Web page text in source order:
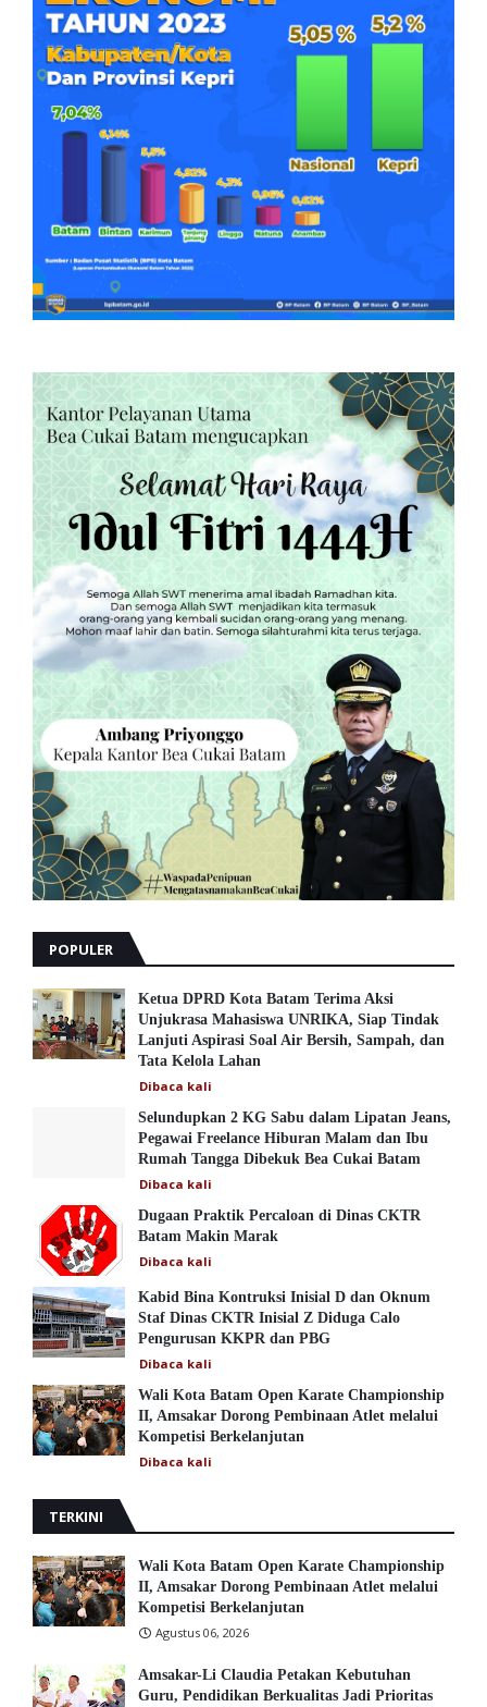
POPULER
Ketua DPRD Kota Batam Terima Aksi
Unjukrasa Mahasiswa UNRIKA, Siap Tindak
Lanjuti Aspirasi Soal Air Bersih, Sampah, dan
Tata Kelola Lahan
Dibaca kali
Selundupkan 2 KG Sabu dalam Lipatan Jeans,
Pegawai Freelance Hiburan Malam dan Ibu
Rumah Tangga Dibekuk Bea Cukai Batam
Dibaca kali
Dugaan Praktik Percaloan di Dinas CKTR
Batam Makin Marak
Dibaca kali
Kabid Bina Kontruksi Inisial D dan Oknum
Staf Dinas CKTR Inisial Z Diduga Calo
Pengurusan KKPR dan PBG
Dibaca kali
Wali Kota Batam Open Karate Championship
II, Amsakar Dorong Pembinaan Atlet melalui
Kompetisi Berkelanjutan
Dibaca kali
TERKINI
Wali Kota Batam Open Karate Championship
II, Amsakar Dorong Pembinaan Atlet melalui
Kompetisi Berkelanjutan
Agustus 06, 2026
Amsakar-Li Claudia Petakan Kebutuhan
Guru, Pendidikan Berkualitas Jadi Prioritas